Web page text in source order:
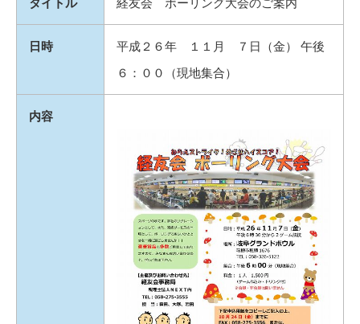
タイトル 経友会 ボーリング大会のご案内
日時
平成２６年 １１月 ７日（金） 午後
６：００（現地集合）
内容